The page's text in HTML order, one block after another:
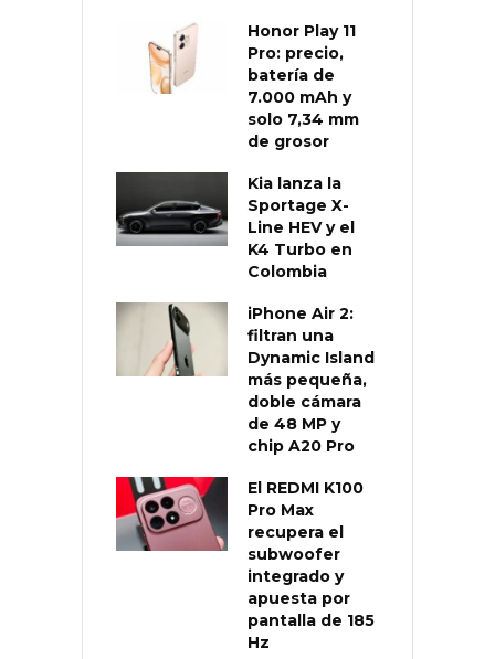
Honor Play 11
Pro: precio,
batería de
7.000 mAh y
solo 7,34 mm
de grosor
Kia lanza la
Sportage X-
Line HEV y el
K4 Turbo en
Colombia
iPhone Air 2:
filtran una
Dynamic Island
más pequeña,
doble cámara
de 48 MP y
chip A20 Pro
El REDMI K100
Pro Max
recupera el
subwoofer
integrado y
apuesta por
pantalla de 185
Hz